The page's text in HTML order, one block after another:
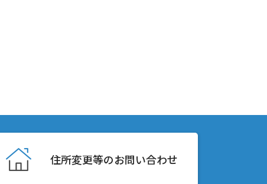
住所変更等のお問い合わせ